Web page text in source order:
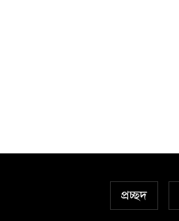
প্রচ্ছদ